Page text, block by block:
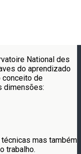
National des
do aprendizado
conceito de
dimensões:
mas também
trabalho.